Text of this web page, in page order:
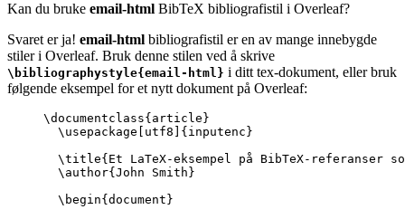
Kan du bruke email-html BibTeX bibliografistil i Overleaf?
Svaret er ja! email-html bibliografistil er en av mange innebygde
stiler i Overleaf. Bruk denne stilen ved å skrive
\bibliographystyle{email-html} i ditt tex-dokument, eller bruk
følgende eksempel for et nytt dokument på Overleaf:
\documentclass{ article }
\usepackage
utf8 ]{ inputenc }
\title{Et LaTeX-eksempel på BibTeX-
\author{John Smith}
\begin{ document }